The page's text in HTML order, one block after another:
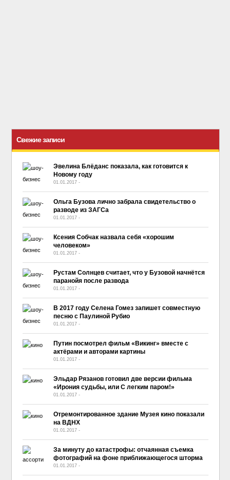
Свежие записи
Эвелина Блёданс показала, как готовится к
Новому году
01.01.2017 -
Ольга Бузова лично забрала свидетельство о
разводе из ЗАГСа
01.01.2017 -
Ксения Собчак назвала себя «хорошим
человеком»
01.01.2017 -
Рустам Солнцев считает, что у Бузовой начнётся
паранойя после развода
01.01.2017 -
В 2017 году Селена Гомез запишет совместную
песню с Паулиной Рубио
01.01.2017 -
Путин посмотрел фильм «Викинг» вместе с
актёрами и авторами картины
01.01.2017 -
Эльдар Рязанов готовил две версии фильма
«Ирония судьбы, или С легким паром!»
01.01.2017 -
Отремонтированное здание Музея кино показали
на ВДНХ
01.01.2017 -
За минуту до катастрофы: отчаянная съемка
фотографий на фоне приближающегося шторма
01.01.2017 -